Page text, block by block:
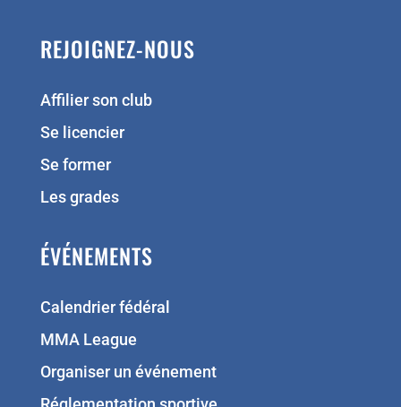
REJOIGNEZ-NOUS
Affilier son club
Se licencier
Se former
Les grades
ÉVÉNEMENTS
Calendrier fédéral
MMA League
Organiser un événement